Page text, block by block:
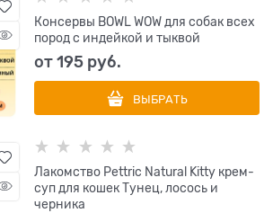
Консервы BOWL WOW для собак всех
пород с индейкой и тыквой
от195 руб.
ВЫБРАТЬ
Лакомство Pettric Natural Kitty крем-
суп для кошек Тунец, лосось и
черника